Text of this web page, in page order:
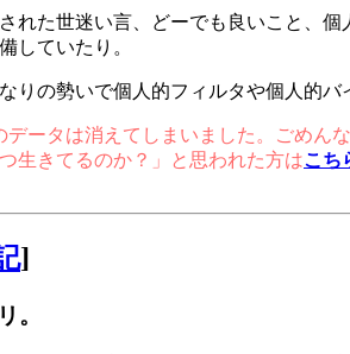
れた世迷い言、どーでも良いこと、個
していたり。
りの勢いで個人的フィルタや個人的
ータは消えてしまいました。ごめんな
きてるのか？」と思われた方はこち
]
。